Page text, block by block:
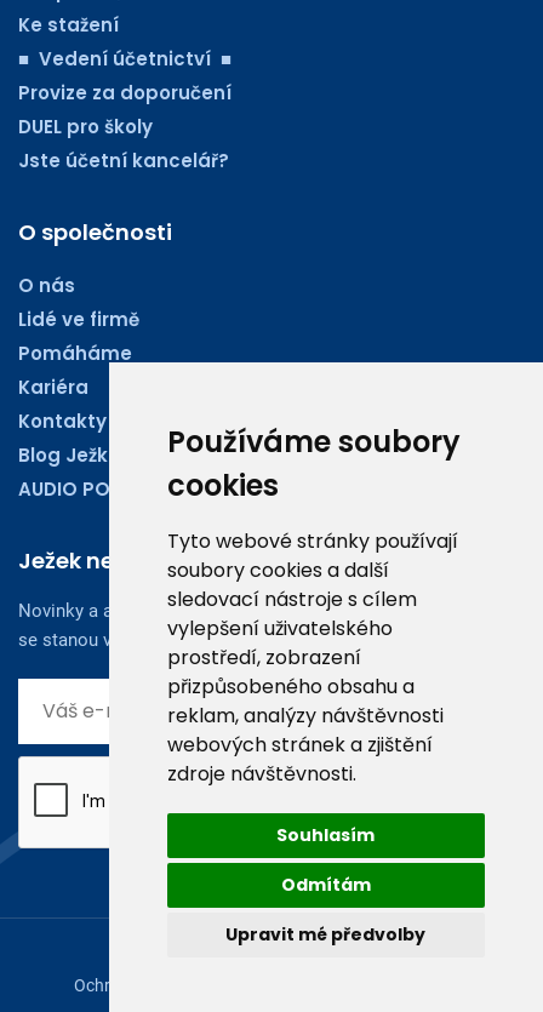
Používáme soubory
cookies
Tyto webové stránky používají
soubory cookies a další
sledovací nástroje s cílem
vylepšení uživatelského
prostředí, zobrazení
přizpůsobeného obsahu a
reklam, analýzy návštěvnosti
webových stránek a zjištění
zdroje návštěvnosti.
Souhlasím
Odmítám
Upravit mé předvolby
Ke stažení
■ Vedení účetnictví ■
Provize za doporučení
DUEL pro školy
Jste účetní kancelář?
O společnosti
O nás
Lidé ve firmě
Pomáháme
Kariéra
Kontakty
Blog Ježkoviny
AUDIO PODCASTY
Ježek newsletter
Novinky a aktuality z oboru účetnictví, obchodu či legislativy
se stanou vaším dobrým rádcem.
Ochrana osobních údajů